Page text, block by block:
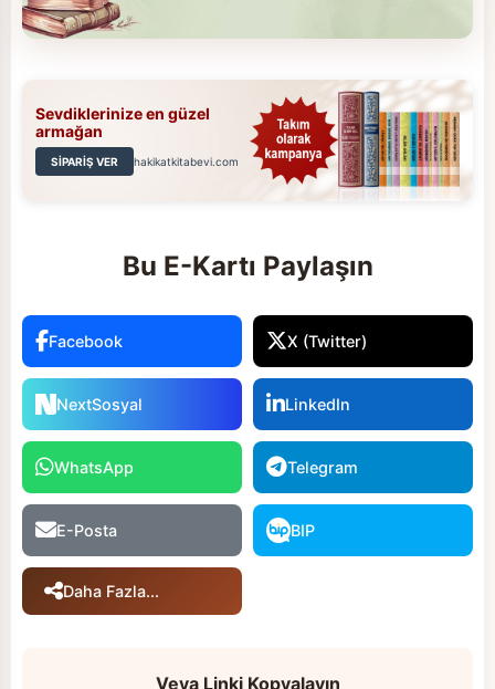
Sevdiklerinize en güzel
armağan
SİPARİŞ VER hakikatkitabevi.com
Bu E-Kartı Paylaşın
Facebook X (Twitter)
NextSosyal LinkedIn
WhatsApp Telegram
E-Posta BIP
Daha Fazla...
Veya Linki Kopyalayın